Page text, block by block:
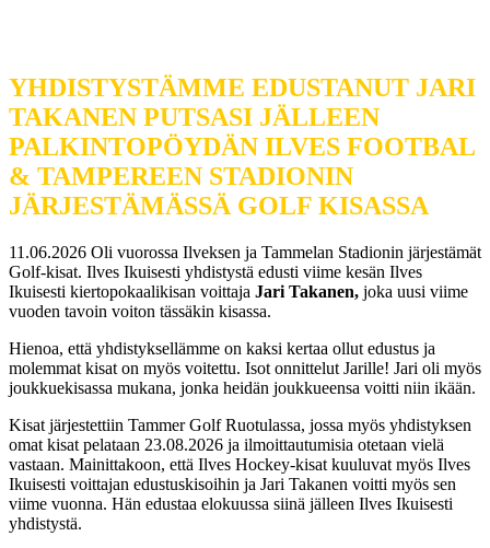
YHDISTYSTÄMME EDUSTANUT JARI
TAKANEN PUTSASI JÄLLEEN
PALKINTOPÖYDÄN ILVES FOOTBAL
& TAMPEREEN STADIONIN
JÄRJESTÄMÄSSÄ GOLF KISASSA
11.06.2026 Oli vuorossa Ilveksen ja Tammelan Stadionin järjestämät
Golf-kisat. Ilves Ikuisesti yhdistystä edusti viime kesän Ilves
Ikuisesti kiertopokaalikisan voittaja Jari Takanen, joka uusi viime
vuoden tavoin voiton tässäkin kisassa.
Hienoa, että yhdistyksellämme on kaksi kertaa ollut edustus ja
molemmat kisat on myös voitettu. Isot onnittelut Jarille! Jari oli myös
joukkuekisassa mukana, jonka heidän joukkueensa voitti niin ikään.
Kisat järjestettiin Tammer Golf Ruotulassa, jossa myös yhdistyksen
omat kisat pelataan 23.08.2026 ja ilmoittautumisia otetaan vielä
vastaan. Mainittakoon, että Ilves Hockey-kisat kuuluvat myös Ilves
Ikuisesti voittajan edustuskisoihin ja Jari Takanen voitti myös sen
viime vuonna. Hän edustaa elokuussa siinä jälleen Ilves Ikuisesti
yhdistystä.